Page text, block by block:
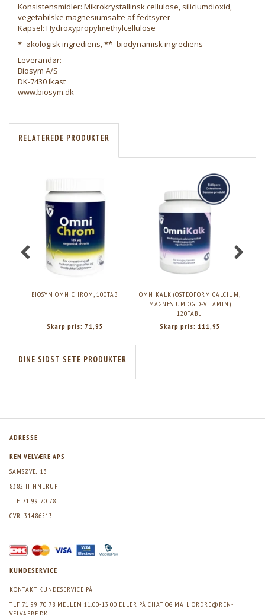
Konsistensmidler: Mikrokrystallinsk cellulose, siliciumdioxid,
vegetabilske magnesiumsalte af fedtsyrer
Kapsel: Hydroxypropylmethylcellulose
*=økologisk ingrediens, **=biodynamisk ingrediens
Leverandør:
Biosym A/S
DK-7430 Ikast
www.biosym.dk
RELATEREDE PRODUKTER
BIOSYM OMNICHROM, 100TAB.
Skarp pris: 71,95
OMNIKALK (OSTEOFORM CALCIUM,
MAGNESIUM OG D-VITAMIN)
120TABL.
Skarp pris: 111,95
DINE SIDST SETE PRODUKTER
ADRESSE
REN VELVÆRE APS
SAMSØVEJ 13
8382 HINNERUP
TLF. 71 99 70 78
CVR: 31486513
KUNDESERVICE
KONTAKT KUNDESERVICE PÅ
TLF 71 99 70 78 MELLEM 11.00-13.00 ELLER PÅ CHAT OG MAIL ORDRE@REN-